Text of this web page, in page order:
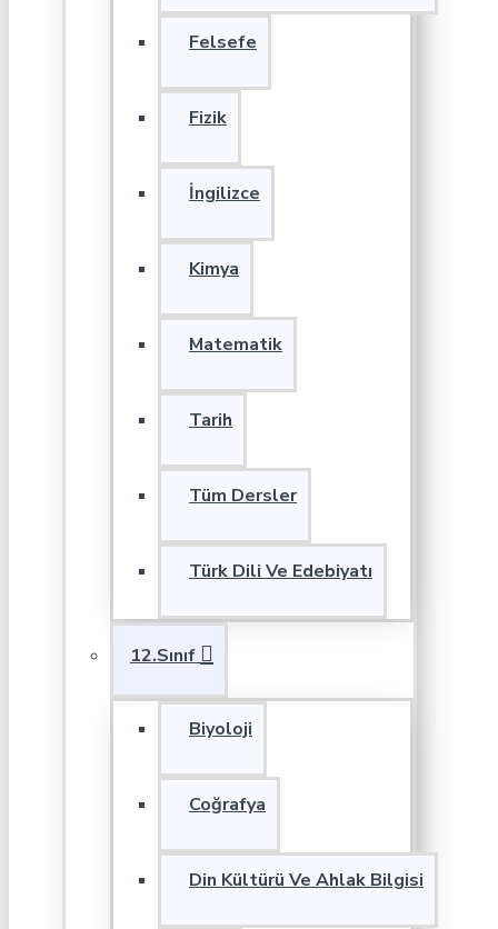
Felsefe
Fizik
İngilizce
Kimya
Matematik
Tarih
Tüm Dersler
Türk Dili Ve Edebiyatı
12.Sınıf
Biyoloji
Coğrafya
Din Kültürü Ve Ahlak Bilgisi